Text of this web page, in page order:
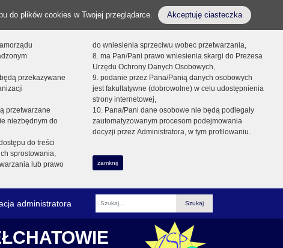
do plików cookies w Twojej przeglądarce. Akceptuję ciasteczka
przekazywane
przetwarzane
niezbędnym do
do treści
sprostowania,
lub prawo
do wniesienia sprzeciwu wobec przetwarzania,
8. ma Pan/Pani prawo wniesienia skargi do Prezesa
Urzędu Ochrony Danych Osobowych,
9. podanie przez Pana/Panią danych osobowych
jest fakultatywne (dobrowolne) w celu udostępnienia
strony internetowej,
10. Pana/Pani dane osobowe nie będą podlegały
zautomatyzowanym procesom podejmowania
decyzji przez Administratora, w tym profilowaniu.
zamknij
administratora
Fraza